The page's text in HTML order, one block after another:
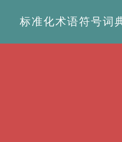
标准化术语符号词